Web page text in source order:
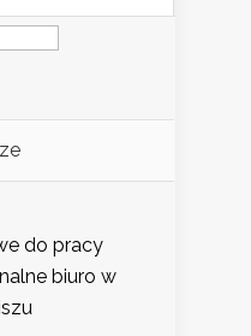
do pracy
biuro w